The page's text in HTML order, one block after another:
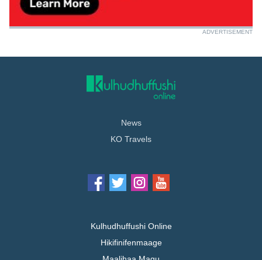
ADVERTISEMENT
News
KO Travels
Kulhudhuffushi Online
Hikifinifenmaage